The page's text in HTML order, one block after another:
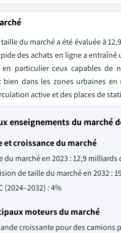
du marché a été évaluée à
des achats en ligne a
particulier ceux capables de
dans les zones urbaines
active et des places de
enseignements du marché
et croissance du marché
du marché en 2023 : 12,9
de taille du marché en 2032 :
(2024–2032) : 4%
moteurs du marché
croissante pour des camions